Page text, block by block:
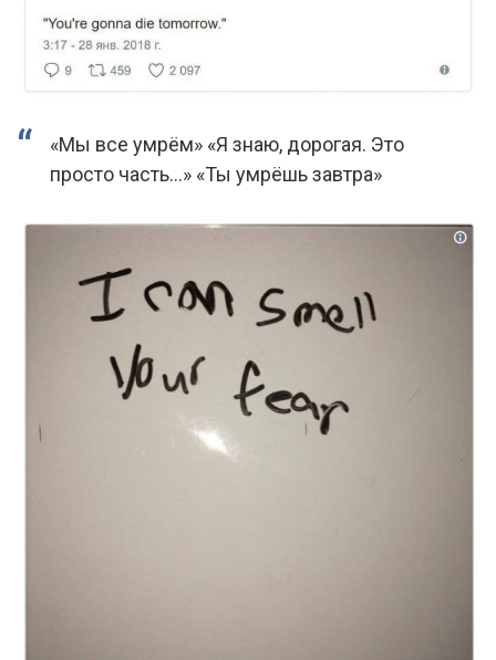
«Мы все умрём» «Я знаю, дорогая. Это
просто часть…» «Ты умрёшь завтра»